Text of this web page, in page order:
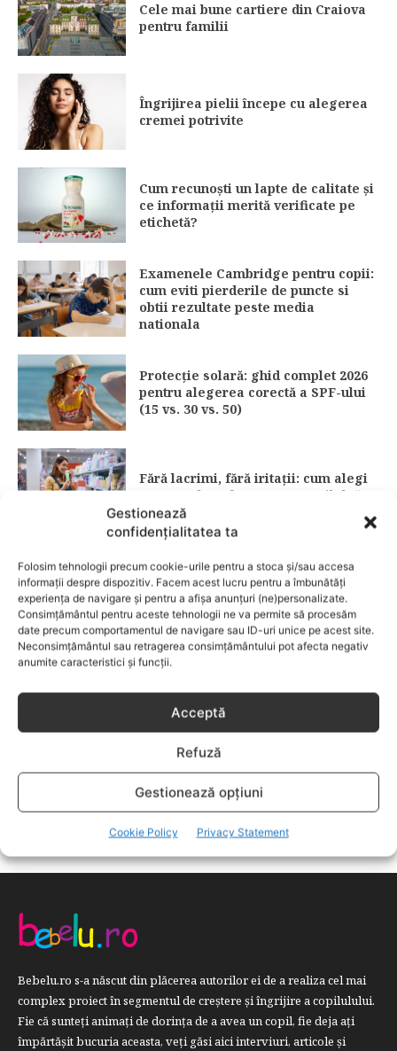
Gestionează
confidențialitatea ta
Folosim tehnologii precum cookie-urile pentru a stoca și/sau accesa
informații despre dispozitiv. Facem acest lucru pentru a îmbunătăți
experiența de navigare și pentru a afișa anunțuri (ne)personalizate.
Consimțământul pentru aceste tehnologii ne va permite să procesăm
date precum comportamentul de navigare sau ID-uri unice pe acest site.
Neconsimțământul sau retragerea consimțământului pot afecta negativ
anumite caracteristici și funcții.
Acceptă
Refuză
Gestionează opțiuni
Cookie Policy Privacy Statement
Cele mai bune cartiere din Craiova
pentru familii
Îngrijirea pielii începe cu alegerea
cremei potrivite
Cum recunoști un lapte de calitate și
ce informații merită verificate pe
etichetă?
Examenele Cambridge pentru copii:
cum eviti pierderile de puncte si
obtii rezultate peste media
nationala
Protecție solară: ghid complet 2026
pentru alegerea corectă a SPF-ului
(15 vs. 30 vs. 50)
Fără lacrimi, fără iritații: cum alegi
șamponul perfect pentru copilul tău
CATEGORII POPULARE
EVENIMENTE
741
LIFESTYLE
COPII
634
FAMILIA
582
DEZVOLTAREA COPILULUI
COMPORTAMENT
294
Bebelu.ro s-a născut din plăcerea autorilor ei de a realiza cel mai
complex proiect în segmentul de creştere şi îngrijire a copilulului.
Fie că sunteţi animaţi de dorinţa de a avea un copil, fie deja aţi
împărtăşit bucuria aceasta, veți găsi aici interviuri, articole şi